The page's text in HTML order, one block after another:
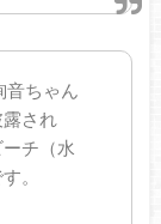
音ちゃん
され
チ（水
。